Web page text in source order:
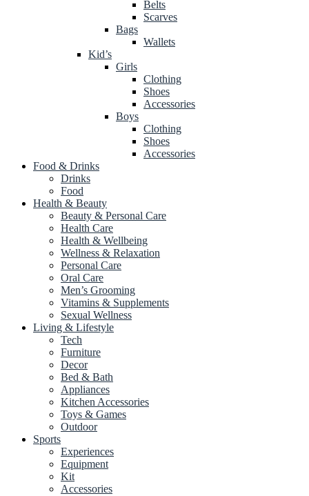
Belts
Scarves
Bags
Wallets
Kid’s
Girls
Clothing
Shoes
Accessories
Boys
Clothing
Shoes
Accessories
Food & Drinks
Drinks
Food
Health & Beauty
Beauty & Personal Care
Health Care
Health & Wellbeing
Wellness & Relaxation
Personal Care
Oral Care
Men’s Grooming
Vitamins & Supplements
Sexual Wellness
Living & Lifestyle
Tech
Furniture
Decor
Bed & Bath
Appliances
Kitchen Accessories
Toys & Games
Outdoor
Sports
Experiences
Equipment
Kit
Accessories